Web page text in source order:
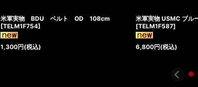
米軍実物 BDU ベルト OD 108cm
[TELM1F754]
1,300円(税込)
米軍実物 USMC ブル
[TELM1F587]
6,800円(税込)